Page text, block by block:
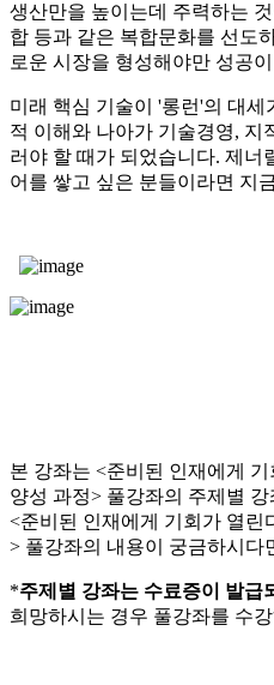
생산만을 높이는데 주력하는
합 등과 같은 복합문화를 선도
로운 시장을 형성해야만 성공
미래 핵심 기술이 '롱런'의 대
적 이해와 나아가 기술경영, 지
러야 할 때가 되었습니다. 제너
어를 쌓고 싶은 분들이라면 지
본 강좌는 <준비된 인재에게
양성 과정> 풀강좌의 주제별 강
<준비된 인재에게 기회가 열린
> 풀강좌의 내용이 궁금하시다
*주제별 강좌는 수료증이 발급
희망하시는 경우 풀강좌를 수